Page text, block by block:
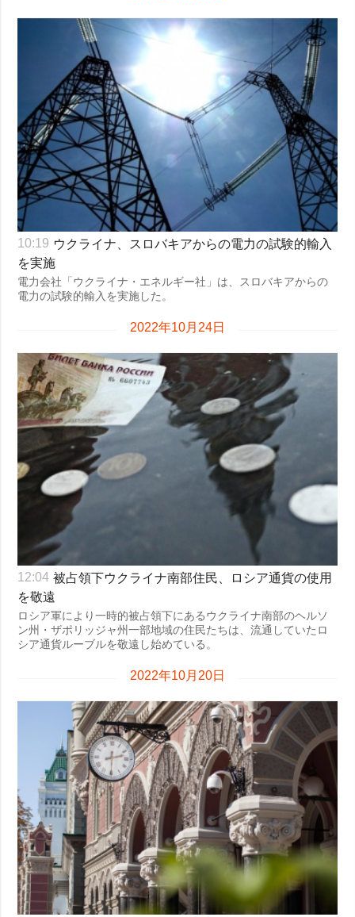
10:19 ウクライナ、スロバキアからの電力の試験的輸入
を実施
電力会社「ウクライナ・エネルギー社」は、スロバキアからの
電力の試験的輸入を実施した。
2022年10月24日
12:04 被占領下ウクライナ南部住民、ロシア通貨の使用
を敬遠
ロシア軍により一時的被占領下にあるウクライナ南部のヘルソ
ン州・ザポリッジャ州一部地域の住民たちは、流通していたロ
シア通貨ルーブルを敬遠し始めている。
2022年10月20日